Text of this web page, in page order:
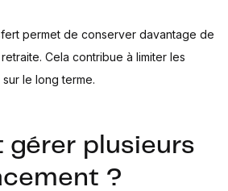
permet de conserver davantage de
Cela contribue à limiter les
sur le long terme.
gérer plusieurs
?